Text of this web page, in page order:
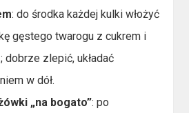
: do środka każdej kulki włożyć
gęstego twarogu z cukrem i
dobrze zlepić, układać
w dół.
„na bogato”: po